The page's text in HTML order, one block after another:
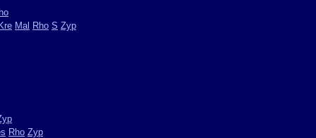
Kre Mal Rho S Zyp
Rho Zyp